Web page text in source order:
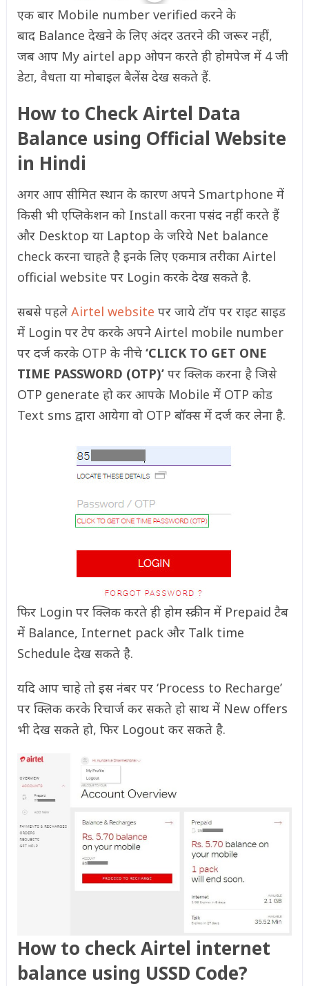
एक बार Mobile number verified करने के
बाद Balance देखने के लिए अंदर उतरने की जरूर नहीं,
जब आप My airtel app ओपन करते ही होमपेज में 4 जी
डेटा, वैधता या मोबाइल बैलेंस देख सकते हैं.
How to Check Airtel Data
Balance using Official Website
in Hindi
अगर आप सीमित स्थान के कारण अपने Smartphone में
किसी भी एप्लिकेशन को Install करना पसंद नहीं करते हैं
और Desktop या Laptop के जरिये Net balance
check करना चाहते है इनके लिए एकमात्र तरीका Airtel
official website पर Login करके देख सकते है.
सबसे पहले Airtel website पर जाये टॉप पर राइट साइड
में Login पर टेप करके अपने Airtel mobile number
पर दर्ज करके OTP के नीचे ‘CLICK TO GET ONE
TIME PASSWORD (OTP)’पर क्लिक करना है जिसे
OTP generate हो कर आपके Mobile में OTP कोड
Text sms द्वारा आयेगा वो OTP बॉक्स में दर्ज कर लेना है.
फिर Login पर क्लिक करते ही होम स्क्रीन में Prepaid टैब
में Balance, Internet pack और Talk time
Schedule देख सकते है.
यदि आप चाहे तो इस नंबर पर ‘Process to Recharge’
पर क्लिक करके रिचार्ज कर सकते हो साथ में New offers
भी देख सकते हो, फिर Logout कर सकते है.
How to check Airtel internet
balance using USSD Code?